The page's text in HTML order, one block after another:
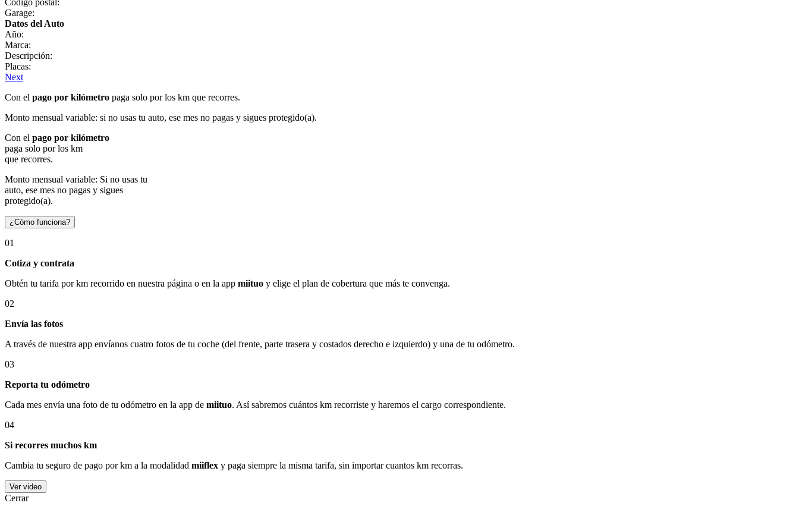
Garage:
Datos del Auto
Año:
Marca:
Descripción:
Placas:
Next
Con el pago por kilómetro paga solo por los km que recorres.
Monto mensual variable: si no usas tu auto, ese mes no pagas y sigues protegido(a).
Con el pago por kilómetro
paga solo por los km
que recorres.
Monto mensual variable: Si no usas tu
auto, ese mes no pagas y sigues
protegido(a).
¿Cómo funciona?
01
Cotiza y contrata
Obtén tu tarifa por km recorrido en nuestra página o en la app miituo y elige el plan de cobertura que más te convenga.
02
Envía las fotos
A través de nuestra app envíanos cuatro fotos de tu coche (del frente, parte trasera y costados derecho e izquierdo) y una de tu odómetro.
03
Reporta tu odómetro
Cada mes envía una foto de tu odómetro en la app de miituo. Así sabremos cuántos km recorriste y haremos el cargo correspondiente.
04
Si recorres muchos km
Cambia tu seguro de pago por km a la modalidad miiflex y paga siempre la misma tarifa, sin importar cuantos km recorras.
Ver video
Cerrar